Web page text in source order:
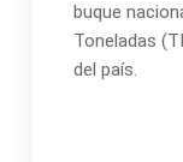
buque
Toneladas
del país.